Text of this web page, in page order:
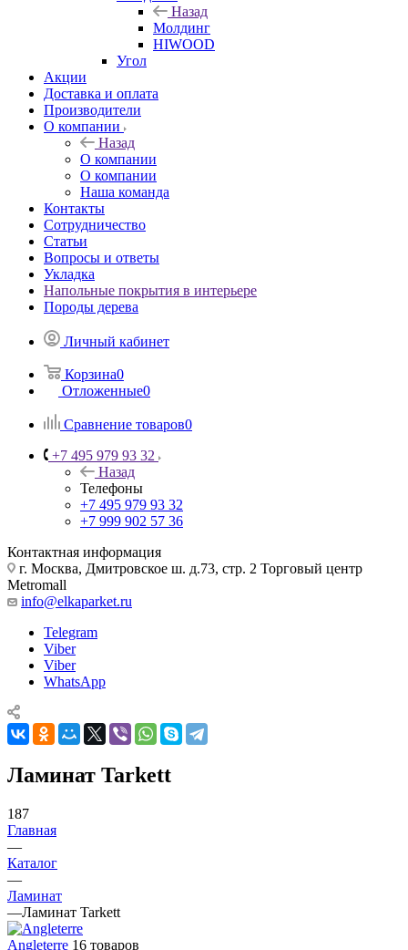
Назад
Молдинг
HIWOOD
Угол
Акции
Доставка и оплата
Производители
О компании
Назад
О компании
О компании
Наша команда
Контакты
Сотрудничество
Статьи
Вопросы и ответы
Укладка
Напольные покрытия в интерьере
Породы дерева
Личный кабинет
Корзина0
Отложенные0
Сравнение товаров0
+7 495 979 93 32
Назад
Телефоны
+7 495 979 93 32
+7 999 902 57 36
Контактная информация
г. Москва, Дмитровское ш. д.73, стр. 2 Торговый центр
Metromall
info@elkaparket.ru
Telegram
Viber
Viber
WhatsApp
Ламинат Tarkett
187
Главная
—
Каталог
—
Ламинат
—Ламинат Tarkett
Angleterre 16 товаров